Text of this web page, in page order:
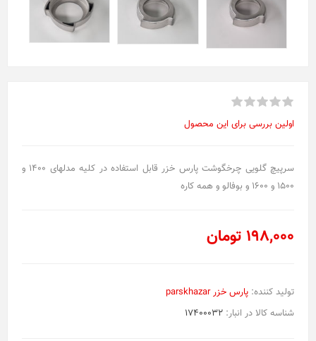
اولین بررسی برای این محصول
سرپیچ گلویی چرخگوشت پارس خزر قابل استفاده در کلیه مدلهای 1400 و
1500 و 1600 و بوفالو و همه کاره
198,000 تومان
تولید کننده: پارس خزر parskhazar
شناسه کالا در انبار: 17400032